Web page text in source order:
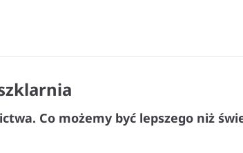
Co możemy być lepszego niż